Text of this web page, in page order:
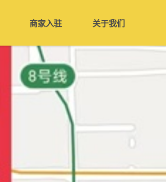
商家入驻 关于我们